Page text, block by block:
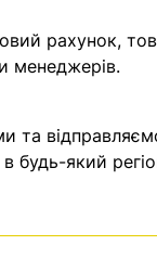
рахунок,
менеджерів.
відправляємо
який